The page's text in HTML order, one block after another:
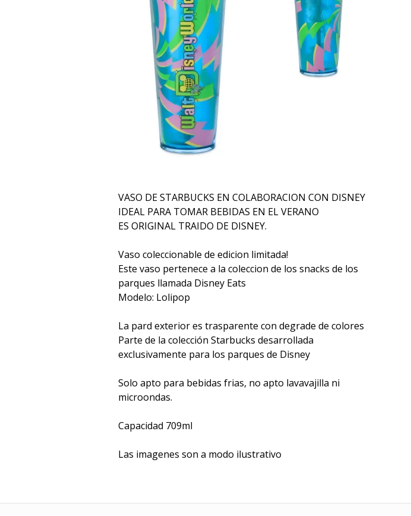
VASO DE STARBUCKS EN COLABORACION CON DISNEY
IDEAL PARA TOMAR BEBIDAS EN EL VERANO
ES ORIGINAL TRAIDO DE DISNEY.
Vaso coleccionable de edicion limitada!
Este vaso pertenece a la coleccion de los snacks de los
parques llamada Disney Eats
Modelo: Lolipop
La pard exterior es trasparente con degrade de colores
Parte de la colección Starbucks desarrollada
exclusivamente para los parques de Disney
Solo apto para bebidas frias, no apto lavavajilla ni
microondas.
Capacidad 709ml
Las imagenes son a modo ilustrativo